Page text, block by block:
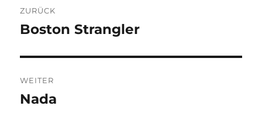
ZURÜCK
Vorheriger
Boston Strangler
WEITER
Nächster
Nada